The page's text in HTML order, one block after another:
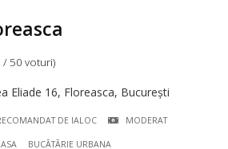
/ 50 voturi)
Eliade 16, Floreasca, București
DE IALOC MODERAT
BUCÃTÃRIE URBANA